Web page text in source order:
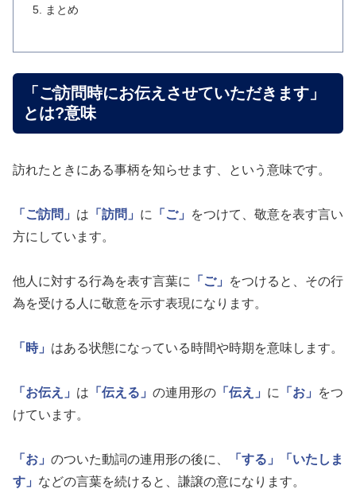
まとめ
「ご訪問時にお伝えさせていただきます」
とは?意味
訪れたときにある事柄を知らせます、という意味です。
「ご訪問」 は 「訪問」 に 「ご」
をつけて、敬意を表す言い
方にしています。
他人に対する行為を表す言葉に 「ご」
をつけると、その行
為を受ける人に敬意を示す表現になります。
「時」 はある状態になっている時間や時期を意味します。
「お伝え」 は 「伝える」 の連用形の 「伝え」 に 「お」
をつ
けています。
「お」 のついた動詞の連用形の後に、 「する」
「いたしま
す」 などの言葉を続けると、謙譲の意になります。